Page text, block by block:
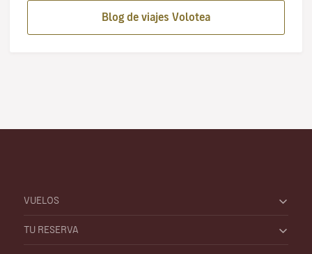
Blog de viajes Volotea
VUELOS
TU RESERVA